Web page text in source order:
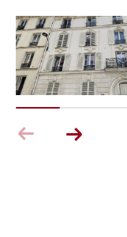
Parking